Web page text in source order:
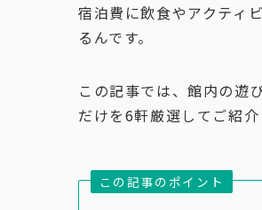
宿泊費に飲食やアクティ
るんです。
この記事では、館内の遊
だけを6軒厳選してご紹介
この記事のポイント